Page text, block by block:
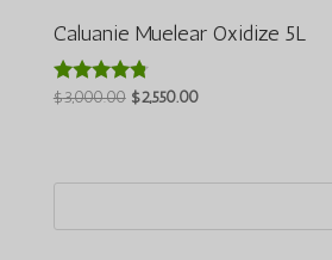
Caluanie Muelear Oxidize 5L
Bewertet
$3,000.00 Der
war:
$2,550.00Der
beträgt: